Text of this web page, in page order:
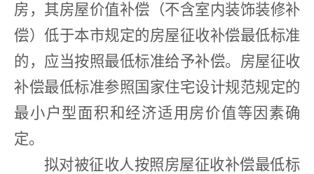
房，其房屋价值补偿（不含室内装饰装修补
偿）低于本市规定的房屋征收补偿最低标准
的，应当按照最低标准给予补偿。房屋征收
补偿最低标准参照国家住宅设计规范规定的
最小户型面积和经济适用房价值等因素确
定。
拟对被征收人按照房屋征收补偿最低标